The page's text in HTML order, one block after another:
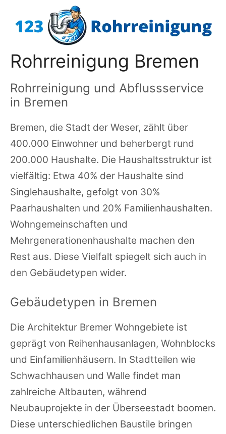
Inhalt
Rohrreinigung Bremen
Rohrreinigung und Abflussservice
in Bremen
Bremen, die Stadt der Weser, zählt über
400.000 Einwohner und beherbergt rund
200.000 Haushalte. Die Haushaltsstruktur ist
vielfältig: Etwa 40% der Haushalte sind
Singlehaushalte, gefolgt von 30%
Paarhaushalten und 20% Familienhaushalten.
Wohngemeinschaften und
Mehrgenerationenhaushalte machen den
Rest aus. Diese Vielfalt spiegelt sich auch in
den Gebäudetypen wider.
Gebäudetypen in Bremen
Die Architektur Bremer Wohngebiete ist
geprägt von Reihenhausanlagen, Wohnblocks
und Einfamilienhäusern. In Stadtteilen wie
Schwachhausen und Walle findet man
zahlreiche Altbauten, während
Neubauprojekte in der Überseestadt boomen.
Diese unterschiedlichen Baustile bringen